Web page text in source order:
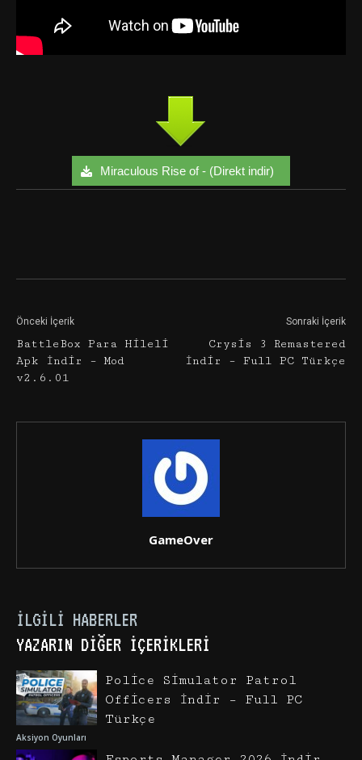
Miraculous Rise of - (Direkt indir)
Önceki İçerik
BattleBox Para Hileli
Apk İndir – Mod
v2.6.01
Sonraki İçerik
Crysis 3 Remastered
İndir – Full PC Türkçe
GameOver
İLGILI HABERLER
YAZARIN DIĞER İÇERIKLERI
Aksiyon Oyunları
Police Simulator Patrol
Officers İndir – Full PC
Türkçe